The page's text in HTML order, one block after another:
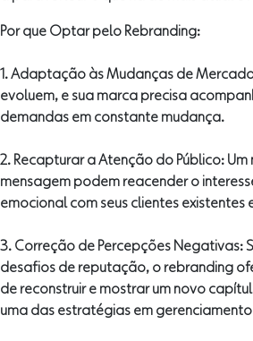
Por que Optar pelo Rebranding:
1. Adaptação às Mudanças de
evoluem, e sua marca precisa
demandas em constante mudança.
2. Recapturar a Atenção do Público: Um
mensagem podem reacender o
emocional com seus clientes existentes
3. Correção de Percepções Negativas:
desafios de reputação, o rebranding
de reconstruir e mostrar um novo
uma das estratégias em